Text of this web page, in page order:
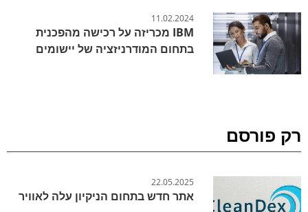
11.02.2024
IBM מכריזה על רכישה מהפכנית
בתחום המודרניזציה של יישומים
רק פורסם
22.05.2025
אתר חדש בתחום הניקיון עלה לאוויר